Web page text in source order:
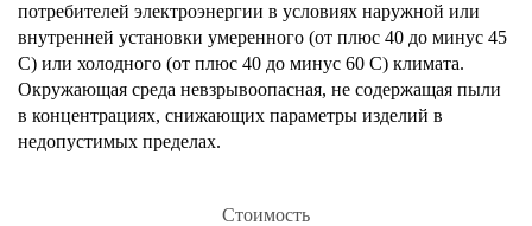
потребителей электроэнергии в условиях наружной или
внутренней установки умеренного (от плюс 40 до минус 45
С) или холодного (от плюс 40 до минус 60 С) климата.
Окружающая среда невзрывоопасная, не содержащая пыли
в концентрациях, снижающих параметры изделий в
недопустимых пределах.
Стоимость